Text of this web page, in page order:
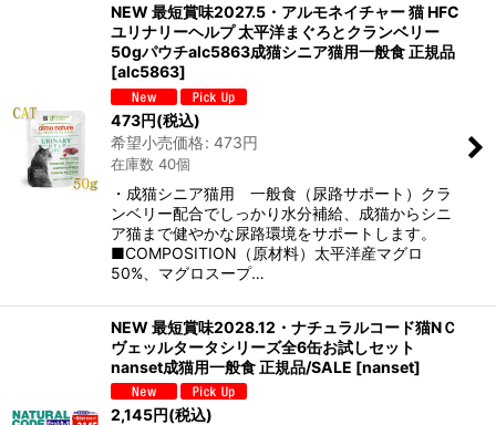
NEW 最短賞味2027.5・アルモネイチャー 猫 HFC
ユリナリーヘルプ 太平洋まぐろとクランベリー
50gパウチalc5863成猫シニア猫用一般食 正規品
[alc5863]
473円(税込)
希望小売価格: 473円
在庫数 40個
・成猫シニア猫用 一般食（尿路サポート）クラ
ンベリー配合でしっかり水分補給、成猫からシニ
ア猫まで健やかな尿路環境をサポートします。
■COMPOSITION（原材料）太平洋産マグロ
50%、マグロスープ…
NEW 最短賞味2028.12・ナチュラルコード猫NＣ
ヴェッルタータシリーズ全6缶お試しセット
nanset成猫用一般食 正規品/SALE [nanset]
2,145円(税込)